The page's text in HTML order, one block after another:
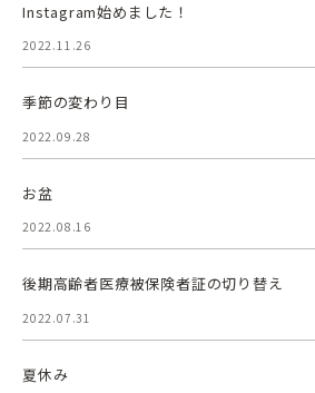
Instagram始めました！
2022.11.26
季節の変わり目
2022.09.28
お盆
2022.08.16
後期高齢者医療被保険者証の切り替え
2022.07.31
夏休み